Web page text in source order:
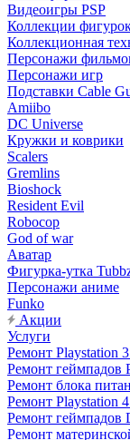
Видеоигры PSP
Коллекции
Коллекционная
Персонажи
Персонажи игр
Подставки Cable
Amiibo
DC Universe
Кружки и коврики
Scalers
Gremlins
Bioshock
Resident Evil
Robocop
God of war
Аватар
Фигурка-утка
Персонажи аниме
Funko
Акции
Услуги
Ремонт Playstation
Ремонт геймпадов
Ремонт блока
Ремонт Playstation
Ремонт геймпадов
Ремонт